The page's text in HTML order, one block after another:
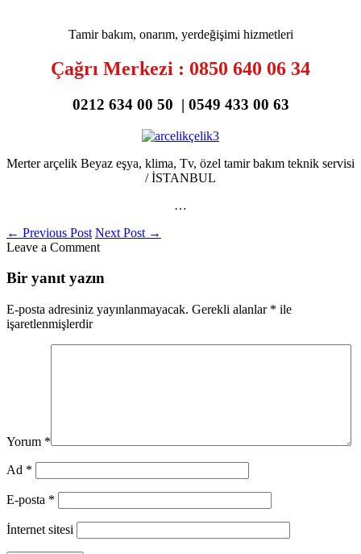
Tamir bakım, onarım, yerdeğişimi hizmetleri
Çağrı Merkezi : 0850 640 06 34
0212 634 00 50 | 0549 433 00 63
Merter arçelik Beyaz eşya, klima, Tv, özel tamir bakım teknik servisi
/ İSTANBUL
…
← Previous Post Next Post →
Leave a Comment
Bir yanıt yazın
E-posta adresiniz yayınlanmayacak. Gerekli alanlar * ile
işaretlenmişlerdir
Yorum *
Ad *
E-posta *
İnternet sitesi